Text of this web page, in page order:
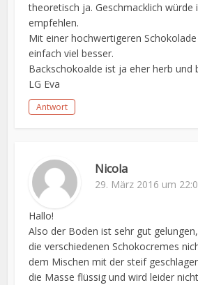
theoretisch ja. Geschmacklich würde
empfehlen.
Mit einer hochwertigeren
einfach viel besser.
Backschokoalde ist ja eher herb und
LG Eva
Antwort
Nicola
29. März 2016 um
Hallo!
Also der Boden ist sehr gut
die verschiedenen Schokocremes
dem Mischen mit der steif
die Masse flüssig und wird leider